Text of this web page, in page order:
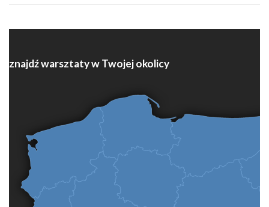
znajdź warsztaty w Twojej okolicy